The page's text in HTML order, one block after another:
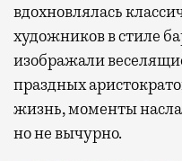
вдохновлялась
художников в стиле
изображали
праздных
жизнь, моменты
но не вычурно.